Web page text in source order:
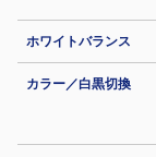
ホワイトバランス
カラー／白黒切換